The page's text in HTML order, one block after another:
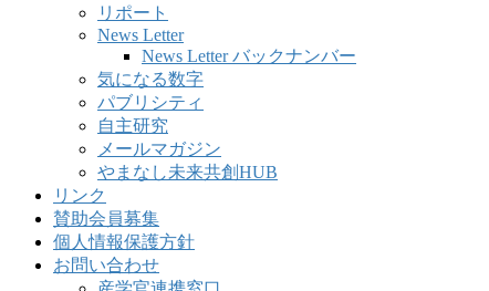
リポート
News Letter
News Letter バックナンバー
気になる数字
パブリシティ
自主研究
メールマガジン
やまなし未来共創HUB
リンク
賛助会員募集
個人情報保護方針
お問い合わせ